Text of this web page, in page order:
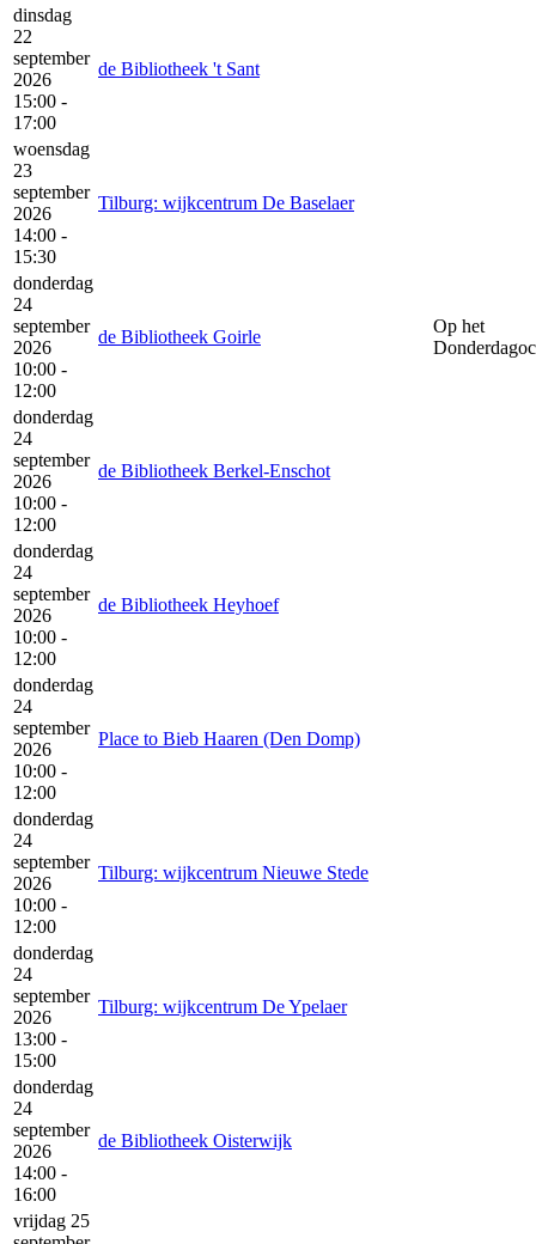
dinsdag
22
september
2026
15:00 -
17:00
de Bibliotheek 't Sant
woensdag
23
september
2026
14:00 -
15:30
Tilburg: wijkcentrum De Baselaer
donderdag
24
september
2026
10:00 -
12:00
de Bibliotheek Goirle
Op het
donderdag
24
september
2026
10:00 -
12:00
de Bibliotheek Berkel-Enschot
donderdag
24
september
2026
10:00 -
12:00
de Bibliotheek Heyhoef
donderdag
24
september
2026
10:00 -
12:00
Place to Bieb Haaren (Den Domp)
donderdag
24
september
2026
10:00 -
12:00
Tilburg: wijkcentrum Nieuwe Stede
donderdag
24
september
2026
13:00 -
15:00
Tilburg: wijkcentrum De Ypelaer
donderdag
24
september
2026
14:00 -
16:00
de Bibliotheek Oisterwijk
vrijdag 25